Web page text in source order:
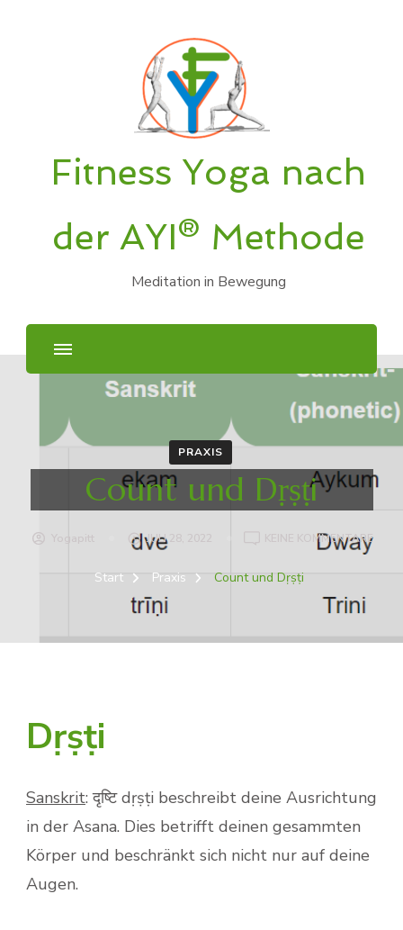
Fitness Yoga nach
der AYI® Methode
Meditation in Bewegung
PRAXIS
Count und Dṛṣṭi
JULI 28, 2022 KEINE KOMMENTAREZU
Start Praxis Count und Dṛṣṭi
Dṛṣṭi
Sanskrit: दृष्टि dṛṣṭi beschreibt deine Ausrichtung
in der Asana. Dies betrifft deinen gesammten
Körper und beschränkt sich nicht nur auf deine
Augen.